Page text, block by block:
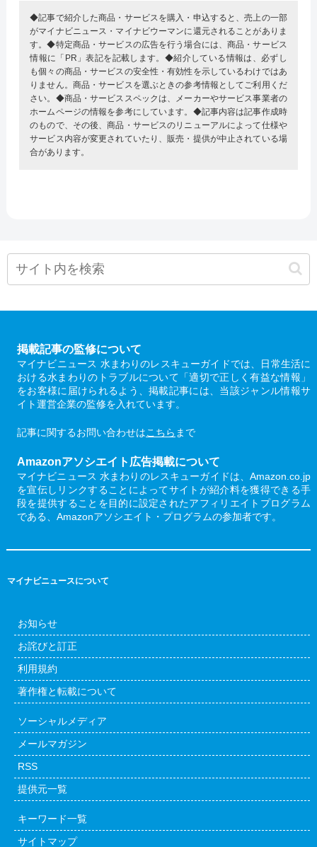
◆記事で紹介した商品・サービスを購入・申込すると、売上の一部
がマイナビニュース・マイナビウーマンに還元されることがありま
す。◆特定商品・サービスの広告を行う場合には、商品・サービス
情報に「PR」表記を記載します。◆紹介している情報は、必ずし
も個々の商品・サービスの安全性・有効性を示しているわけではあ
りません。商品・サービスを選ぶときの参考情報としてご利用くだ
さい。◆商品・サービススペックは、メーカーやサービス事業者の
ホームページの情報を参考にしています。◆記事内容は記事作成時
のもので、その後、商品・サービスのリニューアルによって仕様や
サービス内容が変更されていたり、販売・提供が中止されている場
合があります。
掲載記事の監修について
マイナビニュース 水まわりのレスキューガイドでは、日常生活に
おける水まわりのトラブルについて「適切で正しく有益な情報」
をお客様に届けられるよう、掲載記事には、当該ジャンル情報サ
イト運営企業の監修を入れています。
記事に関するお問い合わせはこちら まで
Amazonアソシエイト広告掲載について
マイナビニュース 水まわりのレスキューガイドは、Amazon.co.jp
を宣伝しリンクすることによってサイトが紹介料を獲得できる手
段を提供することを目的に設定されたアフィリエイトプログラム
である、Amazonアソシエイト・プログラムの参加者です。
マイナビニュースについて
お知らせ
お詫びと訂正
利用規約
著作権と転載について
ソーシャルメディア
メールマガジン
RSS
提供元一覧
キーワード一覧
サイトマップ